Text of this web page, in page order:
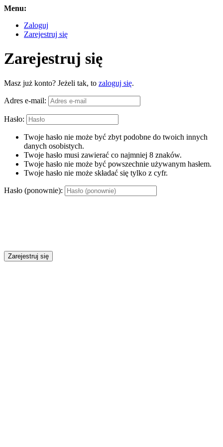
Menu:
Zaloguj
Zarejestruj się
Zarejestruj się
Masz już konto? Jeżeli tak, to zaloguj się.
Adres e-mail:
Hasło:
Twoje hasło nie może być zbyt podobne do twoich innych
danych osobistych.
Twoje hasło musi zawierać co najmniej 8 znaków.
Twoje hasło nie może być powszechnie używanym hasłem.
Twoje hasło nie może składać się tylko z cyfr.
Hasło (ponownie):
Zarejestruj się